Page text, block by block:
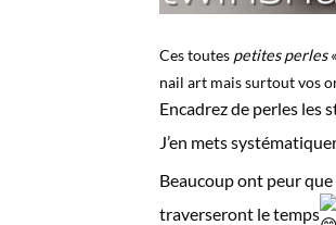
Ces toutes petites perles«
nail art mais surtout vos
Encadrez de perles les
J’en mets
Beaucoup ont peur
traverseront le temps